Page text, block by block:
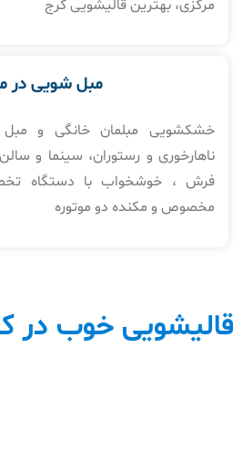
مرکزی، بهترین قالیشویی کرج
مبل شویی در
خشکشویی مبلمان خانگی و
ناهارخوری و رستوران، سینما و
فرش ، خوشخواب با دستگاه
مخصوص و مکنده دو موتوره
قالیشویی خوب در